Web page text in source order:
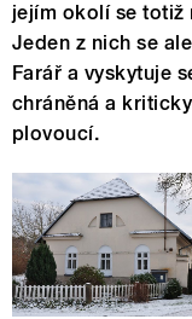
jejím okolí se totiž
Jeden z nich se
Farář a vyskytuje
chráněná a
plovoucí.